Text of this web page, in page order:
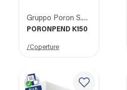
Gruppo Poron S.R.L.
PORONPEND K150
/Coperture